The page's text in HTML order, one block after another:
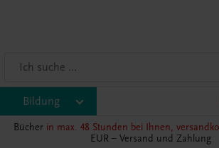
Bildung
Bücher in max. 48 Stunden bei Ihnen,
EUR – Versand und Zahlung